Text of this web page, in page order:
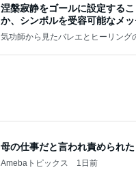
涅槃寂静をゴールに設定する
か、シンボルを受容可能なメ
ことが
気功師から見たバレエとヒーリング
NISA①(;'∀')
パラスジュエリー（白美女神宝珠）